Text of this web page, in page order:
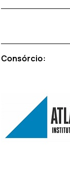
Consórcio: